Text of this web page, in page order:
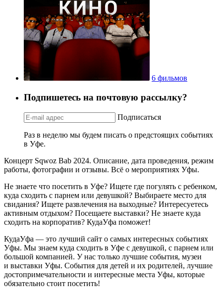
6 фильмов
Подпишетесь на почтовую рассылку?
Подписаться
Раз в неделю мы будем писать о предстоящих событиях
в Уфе.
Концерт Sqwoz Bab 2024. Описание, дата проведения, режим
работы, фотографии и отзывы. Всё о мероприятиях Уфы.
Не знаете что посетить в Уфе? Ищете где погулять с ребенком,
куда сходить с парнем или девушкой? Выбираете место для
свидания? Ищете развлечения на выходные? Интересуетесь
активным отдыхом? Посещаете выставки? Не знаете куда
сходить на корпоратив? КудаУфа поможет!
КудаУфа — это лучший сайт о самых интересных событиях
Уфы. Мы знаем куда сходить в Уфе с девушкой, с парнем или
большой компанией. У нас только лучшие события, музеи
и выставки Уфы. События для детей и их родителей, лучшие
достопримечательности и интересные места Уфы, которые
обязательно стоит посетить!